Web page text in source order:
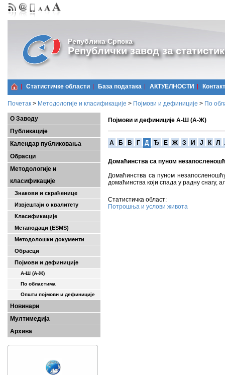
Република Српска
Републички завод за
Статистичке области Базa података АКТУЕЛНОСТИ Контакт
Почетак > Методологије и класификације > Појмови и дефиниције > По
О Заводу
Публикације
Календар публиковања
Обрасци
Методологије и
класификације
Знакови и скраћенице
Извјештаји о квалитету
Класификације
Метаподаци (ESMS)
Методолошки документи
Обрасци
Појмови и дефиниције
А-Ш (A-Ж)
По областима
Општи појмови и дефиниције
Новинари
Мултимедија
Архива
Појмови и дефиниције А-Ш (А-Ж)
A Б В Г Д Ђ Е Ж З И Ј К Л
Домаћинства са пуном
Домаћинства са пуном
домаћинства који спада у радну снагу,
Статистичка област:
Потрошња и услови живота